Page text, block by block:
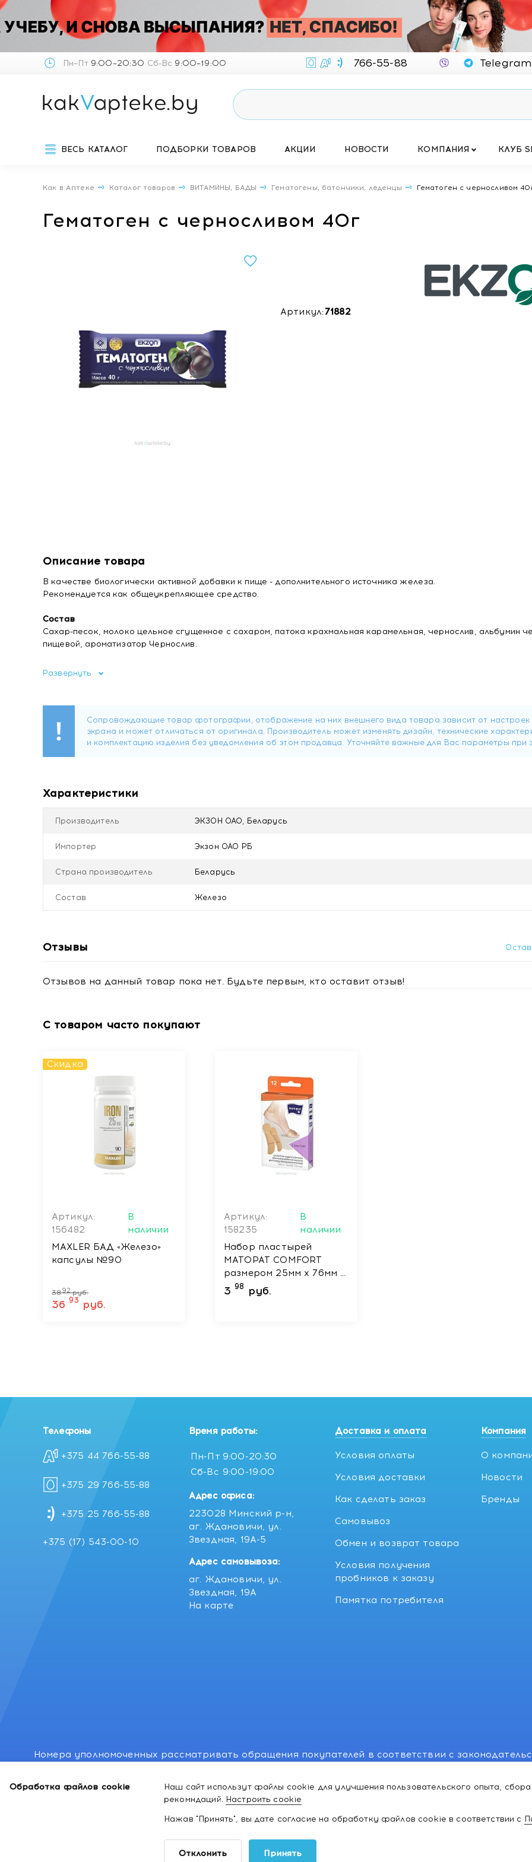
Пн–Пт9:00–20:30 Сб-Вс 9:00–19:00 766-55-88
ВЕСЬ КАТАЛОГ ПОДБОРКИ ТОВАРОВ АКЦИИ НОВОСТИ КОМПАНИЯ КЛУБ
Как в Аптеке Каталог товаров ВИТАМИНЫ, БАДЫ Гематогены, батончики, леденцы Гематоген с черносливом
Гематоген с черносливом 40г
Артикул:71882
Описание товара
В качестве биологически активной добавки к пище - дополнительного источника железа.
Рекомендуется как общеукрепляющее средство.
Состав
Сахар-песок, молоко цельное сгущенное с сахаром, патока крахмальная карамельная, чернослив, альбумин
пищевой, ароматизатор Чернослив.
Пищевая ценность 100 г продукта
Форма выпуска
Плитка 40 грамм.
Рекомендации по применению
Противопоказания
Индивидуальная непереносимость компонентов продукта, сахарный диабет.
Купить Гематоген с черносливом 40г с доставкой в Минске
Развернуть
Характеристики
Производитель ЭКЗОН ОАО, Беларусь
Импортер Экзон ОАО РБ
Страна производитель Беларусь
Состав Железо
Отзывы
Отзывов на данный товар пока нет. Будьте первым, кто оставит отзыв!
С товаром часто покупают
Скидка
Артикул:
156482
В
наличии
MAXLER БАД «Железо»
капсулы №90
3892 руб.
36 93 руб.
Артикул:
158235
В
наличии
Набор пластырей
MATOPAT COMFORT
размером 25мм х 76мм и
19мм х 76мм
3 98 руб.
Обработка файлов cookie
Наш сайт использут файлы cookie для улучшения пользовательского опыта, сбора
рекомндаций. Настроить cookie
Нажав "Принять", вы дате согласие на обработку файлов cookie в соответствии с
Отклонить Принять
Телефоны
+375 44 766-55-88
+375 29 766-55-88
+375 25 766-55-88
+375 (17) 543-00-10
Время работы:
Пн-Пт 9:00-20:30
Сб-Вс 9:00-19:00
Адрес офиса:
223028 Минский р-н,
аг. Ждановичи, ул.
Звездная, 19А-5
Адрес самовывоза:
аг. Ждановичи, ул.
Звездная, 19А
На карте
Доставка и оплата
Условия оплаты
Условия доставки
Как сделать заказ
Самовывоз
Обмен и возврат товара
Условия получения
пробников к заказу
Памятка потребителя
Компания
О
Новости
Бренды
Номера уполномоченных рассматривать обращения покупателей в соответствии с
Номер и адрес электронной почты лица, уполномоченного рассматривать обращения
законодательством о защите прав потребителей:766-55-88 (для всех мобильных операторов),
Интернет-магазин косметики и товаров для